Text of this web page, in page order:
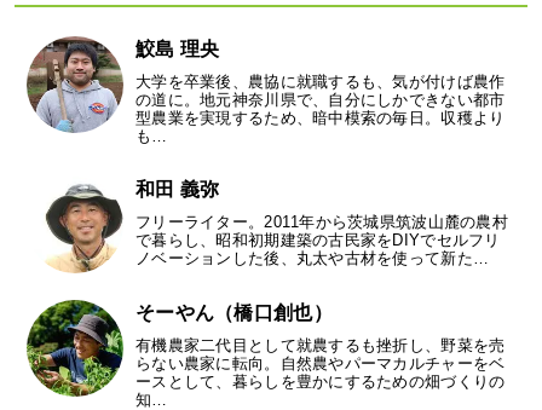
鮫島 理央
大学を卒業後、農協に就職するも、気が付けば農作
の道に。地元神奈川県で、自分にしかできない都市
型農業を実現するため、暗中模索の毎日。収穫より
も…
和田 義弥
フリーライター。2011年から茨城県筑波山麓の農村
で暮らし、昭和初期建築の古民家をDIYでセルフリ
ノベーションした後、丸太や古材を使って新た…
そーやん（橋口創也）
有機農家二代目として就農するも挫折し、野菜を売
らない農家に転向。自然農やパーマカルチャーをベ
ースとして、暮らしを豊かにするための畑づくりの
知…